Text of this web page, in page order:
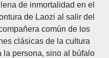
de inmortalidad en el
de Laozi al salir del
común de los
clásicas de la cultura
la persona, sino al búfalo